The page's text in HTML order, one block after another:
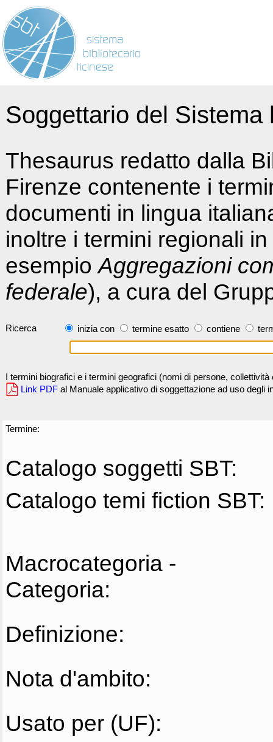
Soggettario del
Thesaurus redatto dalla
Firenze contenente i
documenti in lingua
inoltre i termini regionali
esempioAggregazioni
federale), a cura del
Ricerca inizia con termine esatto contiene
I termini biografici e i termini geografici (nomi di persone,
Link PDF al Manuale applicativo di soggettazione ad uso degli
Termine:
Catalogo soggetti SBT:
Catalogo temi fiction SBT:
Macrocategoria -
Categoria:
Definizione:
Nota d'ambito:
Usato per (UF):